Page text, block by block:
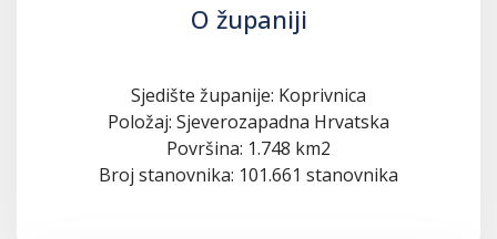
O županiji
Sjedište županije: Koprivnica
Položaj: Sjeverozapadna Hrvatska
Površina: 1.748 km2
Broj stanovnika: 101.661 stanovnika